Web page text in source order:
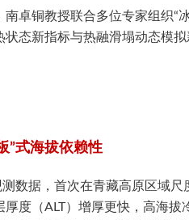
卓铜教授联合多位专家组织“
态新指标与热融滑塌动态模拟
”式海拔依赖性
数据，首次在青藏高原区域尺
度（ALT）增厚更快，高海拔